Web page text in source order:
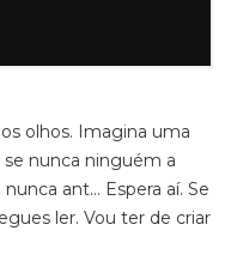
olhos. Imagina uma
se nunca ninguém a
ant… Espera aí. Se
ler. Vou ter de criar